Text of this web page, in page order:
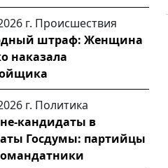
г. Происшествия
штраф: Женщина
наказала
г. Политика
кандидаты в
Госдумы: партийцы